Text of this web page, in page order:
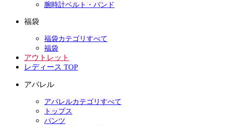
腕時計ベルト・バンド
福袋
福袋カテゴリすべて
福袋
アウトレット
レディース TOP
アパレル
アパレルカテゴリすべて
トップス
パンツ